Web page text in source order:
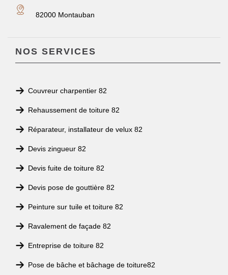
82000 Montauban
NOS SERVICES
Couvreur charpentier 82
Rehaussement de toiture 82
Réparateur, installateur de velux 82
Devis zingueur 82
Devis fuite de toiture 82
Devis pose de gouttière 82
Peinture sur tuile et toiture 82
Ravalement de façade 82
Entreprise de toiture 82
Pose de bâche et bâchage de toiture82